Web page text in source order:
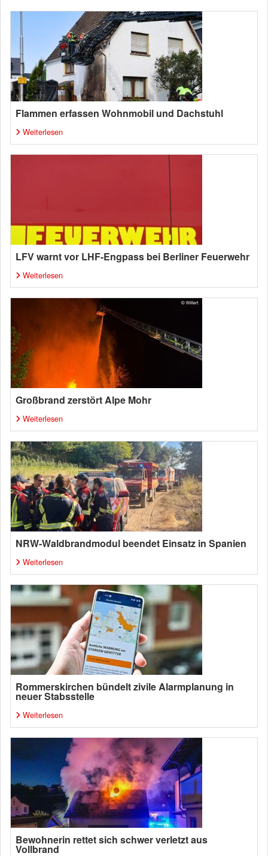
Flammen erfassen Wohnmobil und Dachstuhl
Weiterlesen
LFV warnt vor LHF-Engpass bei Berliner Feuerwehr
Weiterlesen
Großbrand zerstört Alpe Mohr
Weiterlesen
NRW-Waldbrandmodul beendet Einsatz in Spanien
Weiterlesen
Rommerskirchen bündelt zivile Alarmplanung in
neuer Stabsstelle
Weiterlesen
Bewohnerin rettet sich schwer verletzt aus
Vollbrand